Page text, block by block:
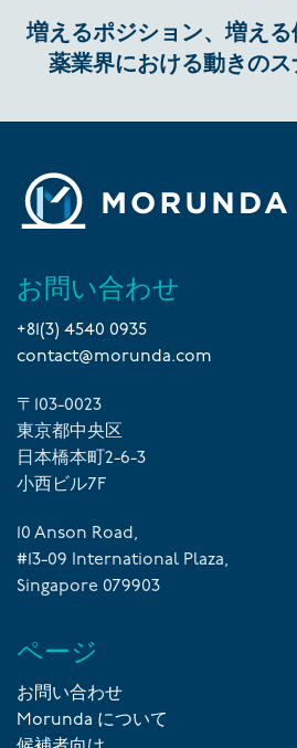
増えるポジション、増え
薬業界における動きの
お問い合わせ
+81(3) 4540 0935
contact@morunda.com
〒103-0023
東京都中央区
日本橋本町2-6-3
小西ビル7F
10 Anson Road,
#13-09 International Plaza,
Singapore 079903
ページ
お問い合わせ
Morunda について